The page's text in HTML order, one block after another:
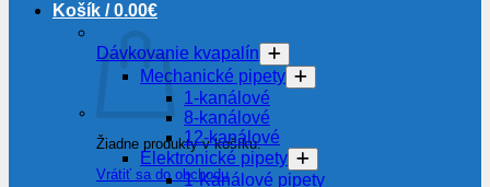
Košík /0.00€
Žiadne produkty v košíku.
Vrátiť sa do obchodu
Dávkovanie kvapalín
Mechanické pipety
1-kanálové
8-kanálové
12-kanálové
Elektronické pipety
1-Kanálové pipety